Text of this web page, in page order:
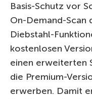
Basis-Schutz vor
On-Demand-Scan
Diebstahl-
kostenlosen
einen erweiterten
die Premium-
erwerben. Damit